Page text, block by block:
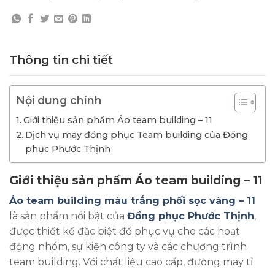
Thông tin chi tiết
Nội dung chính
Giới thiệu sản phẩm Áo team building – 11
Dịch vụ may đồng phục Team building của Đồng
phục Phước Thịnh
Giới thiệu sản phẩm Áo team building – 11
Áo team building màu trắng phối sọc vàng – 11
là sản phẩm nổi bật của Đồng phục Phước Thịnh,
được thiết kế đặc biệt để phục vụ cho các hoạt
động nhóm, sự kiện công ty và các chương trình
team building. Với chất liệu cao cấp, đường may tỉ